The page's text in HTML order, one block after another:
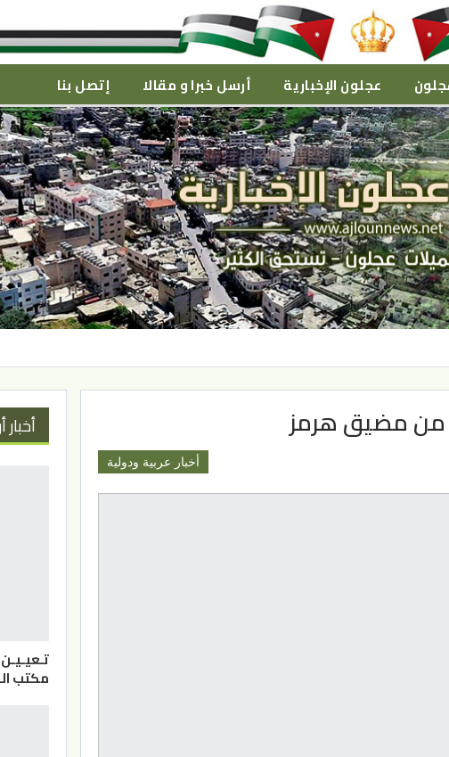
عجلون الإخبارية أرسل خبرا و مقالا إتصل بنا
من مضيق هرمز
أخبار عربية ودولية
أخبار
مكتب